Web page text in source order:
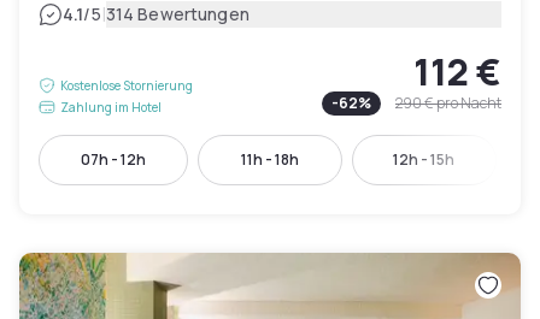
4.1/5|314 Bewertungen
Kostenlose Stornierung
Zahlung im Hotel
112 €
-62% 290 €pro Nacht
07h - 12h 11h - 18h 12h - 15h